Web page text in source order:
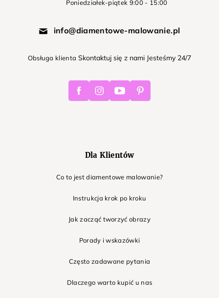
Poniedziałek-piątek 9:00 - 15:00
info@diamentowe-malowanie.pl
Obsługa klienta Skontaktuj się z nami Jesteśmy 24/7
FacebookInstagramYoutube Pinterest
Dla Klientów
Co to jest diamentowe malowanie?
Instrukcja krok po kroku
Jak zacząć tworzyć obrazy
Porady i wskazówki
Często zadawane pytania
Dlaczego warto kupić u nas